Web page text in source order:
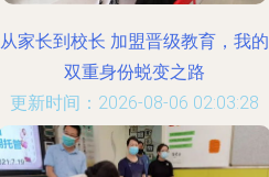
从家长到校长 加盟晋级教育，我的
双重身份蜕变之路
更新时间：2026-08-06 02:03:28